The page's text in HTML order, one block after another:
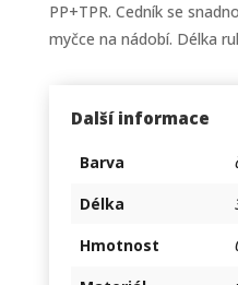
PP+TPR. Cedník se
myčce na nádobí. Délka
Další informace
Barva
Délka
Hmotnost